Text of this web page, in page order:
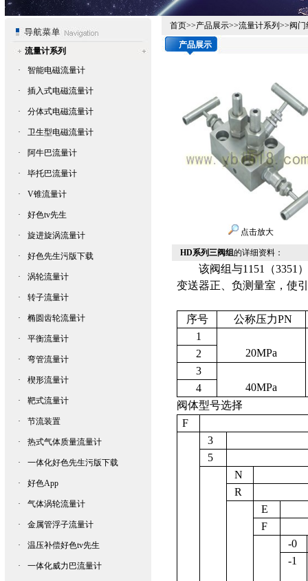
流量计系列
·
智能电磁流量计
· 插入式电磁流量计
· 分体式电磁流量计
· 卫生型电磁流量计
· 阿牛巴流量计
· 毕托巴流量计
· V锥流量计
· 好色tv先生
· 旋进旋涡流量计
· 好色先生污版下载
· 涡轮流量计
· 转子流量计
· 椭圆齿轮流量计
· 平衡流量计
· 弯管流量计
· 楔形流量计
· 靶式流量计
· 节流装置
· 热式气体质量流量计
· 一体化好色先生污版下载
· 好色App
· 气体涡轮流量计
· 金属管浮子流量计
· 温压补偿好色tv先生
· 一体化威力巴流量计
首页>>产品展示>>流量计系列 >>阀门
产品展示
点击放大
HD系列三阀组的详细资料：
该阀组与1151（3351
变送器正、负测量室
序号 公称压力PN
1
20MPa
2
3
40MPa
4
阀体型号选择
F
3
5
N
R
E
F
-0
-1